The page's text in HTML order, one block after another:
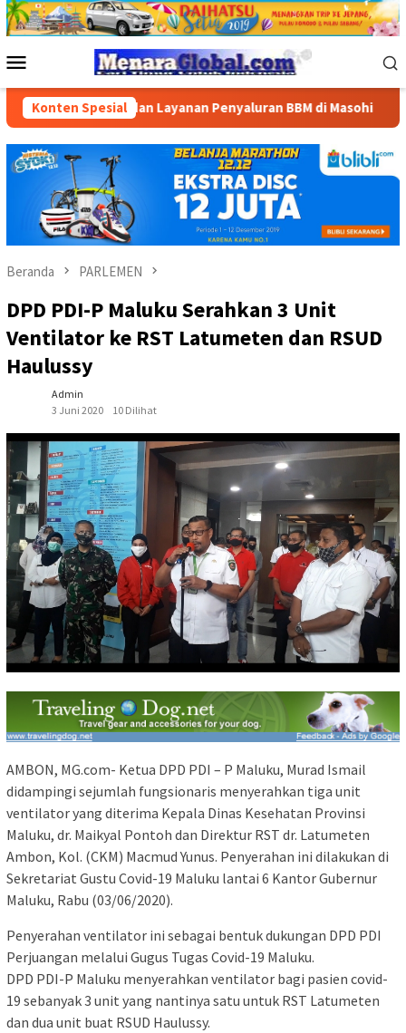
Loncat
ke
Mobile
Konten Spesial
dan Layanan Penyaluran BBM di Masohi Bandara
Beranda PARLEMEN
DPD PDI-P Maluku Serahkan 3 Unit
Ventilator ke RST Latumeten dan RSUD
Haulussy
Admin
3 Juni 2020
10 Dilihat
AMBON, MG.com- Ketua DPD PDI – P Maluku, Murad Ismail
didampingi sejumlah fungsionaris menyerahkan tiga unit
ventilator yang diterima Kepala Dinas Kesehatan Provinsi
Maluku, dr. Maikyal Pontoh dan Direktur RST dr. Latumeten
Ambon, Kol. (CKM) Macmud Yunus. Penyerahan ini dilakukan di
Sekretariat Gustu Covid-19 Maluku lantai 6 Kantor Gubernur
Maluku, Rabu (03/06/2020).
Penyerahan ventilator ini sebagai bentuk dukungan DPD PDI
Perjuangan melalui Gugus Tugas Covid-19 Maluku.
DPD PDI-P Maluku menyerahkan ventilator bagi pasien covid-
19 sebanyak 3 unit yang nantinya satu untuk RST Latumeten
dan dua unit buat RSUD Haulussy.